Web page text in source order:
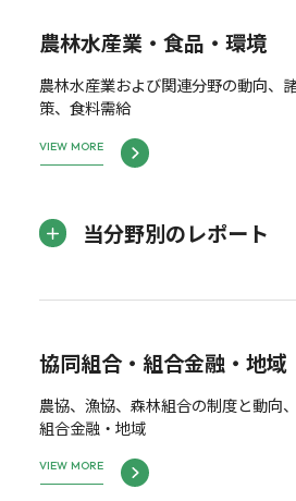
農林水産業・食品・環境
農林水産業および関連分野の動向、
策、食料需給
VIEW MORE
当分野別のレポート
協同組合・組合金融・地域
農協、漁協、森林組合の制度と動向
組合金融・地域
VIEW MORE